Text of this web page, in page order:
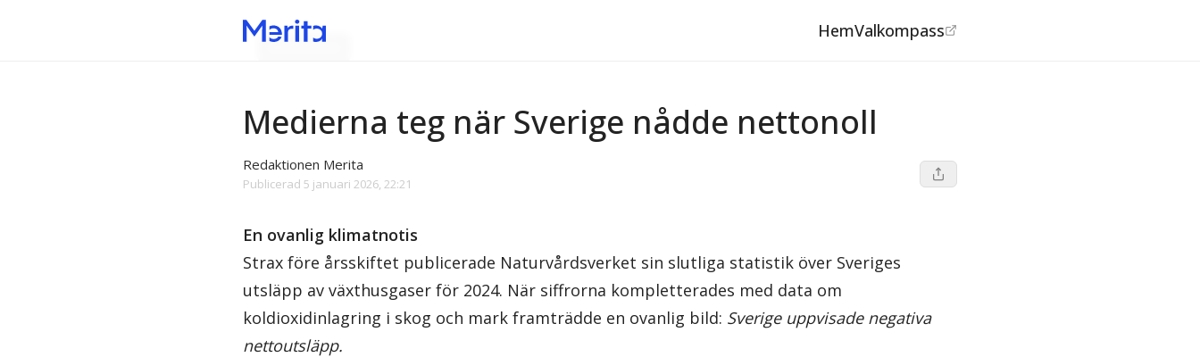
HemValkompass
Klimatismen
Medierna teg när Sverige nådde nettonoll
Redaktionen Merita
Publicerad 5 januari 2026, 22:21
En ovanlig klimatnotis
Strax före årsskiftet publicerade Naturvårdsverket sin slutliga statistik över Sveriges
utsläpp av växthusgaser för 2024. När siffrorna kompletterades med data om
koldioxidinlagring i skog och mark framträdde en ovanlig bild: Sverige uppvisade negativa
nettoutsläpp.